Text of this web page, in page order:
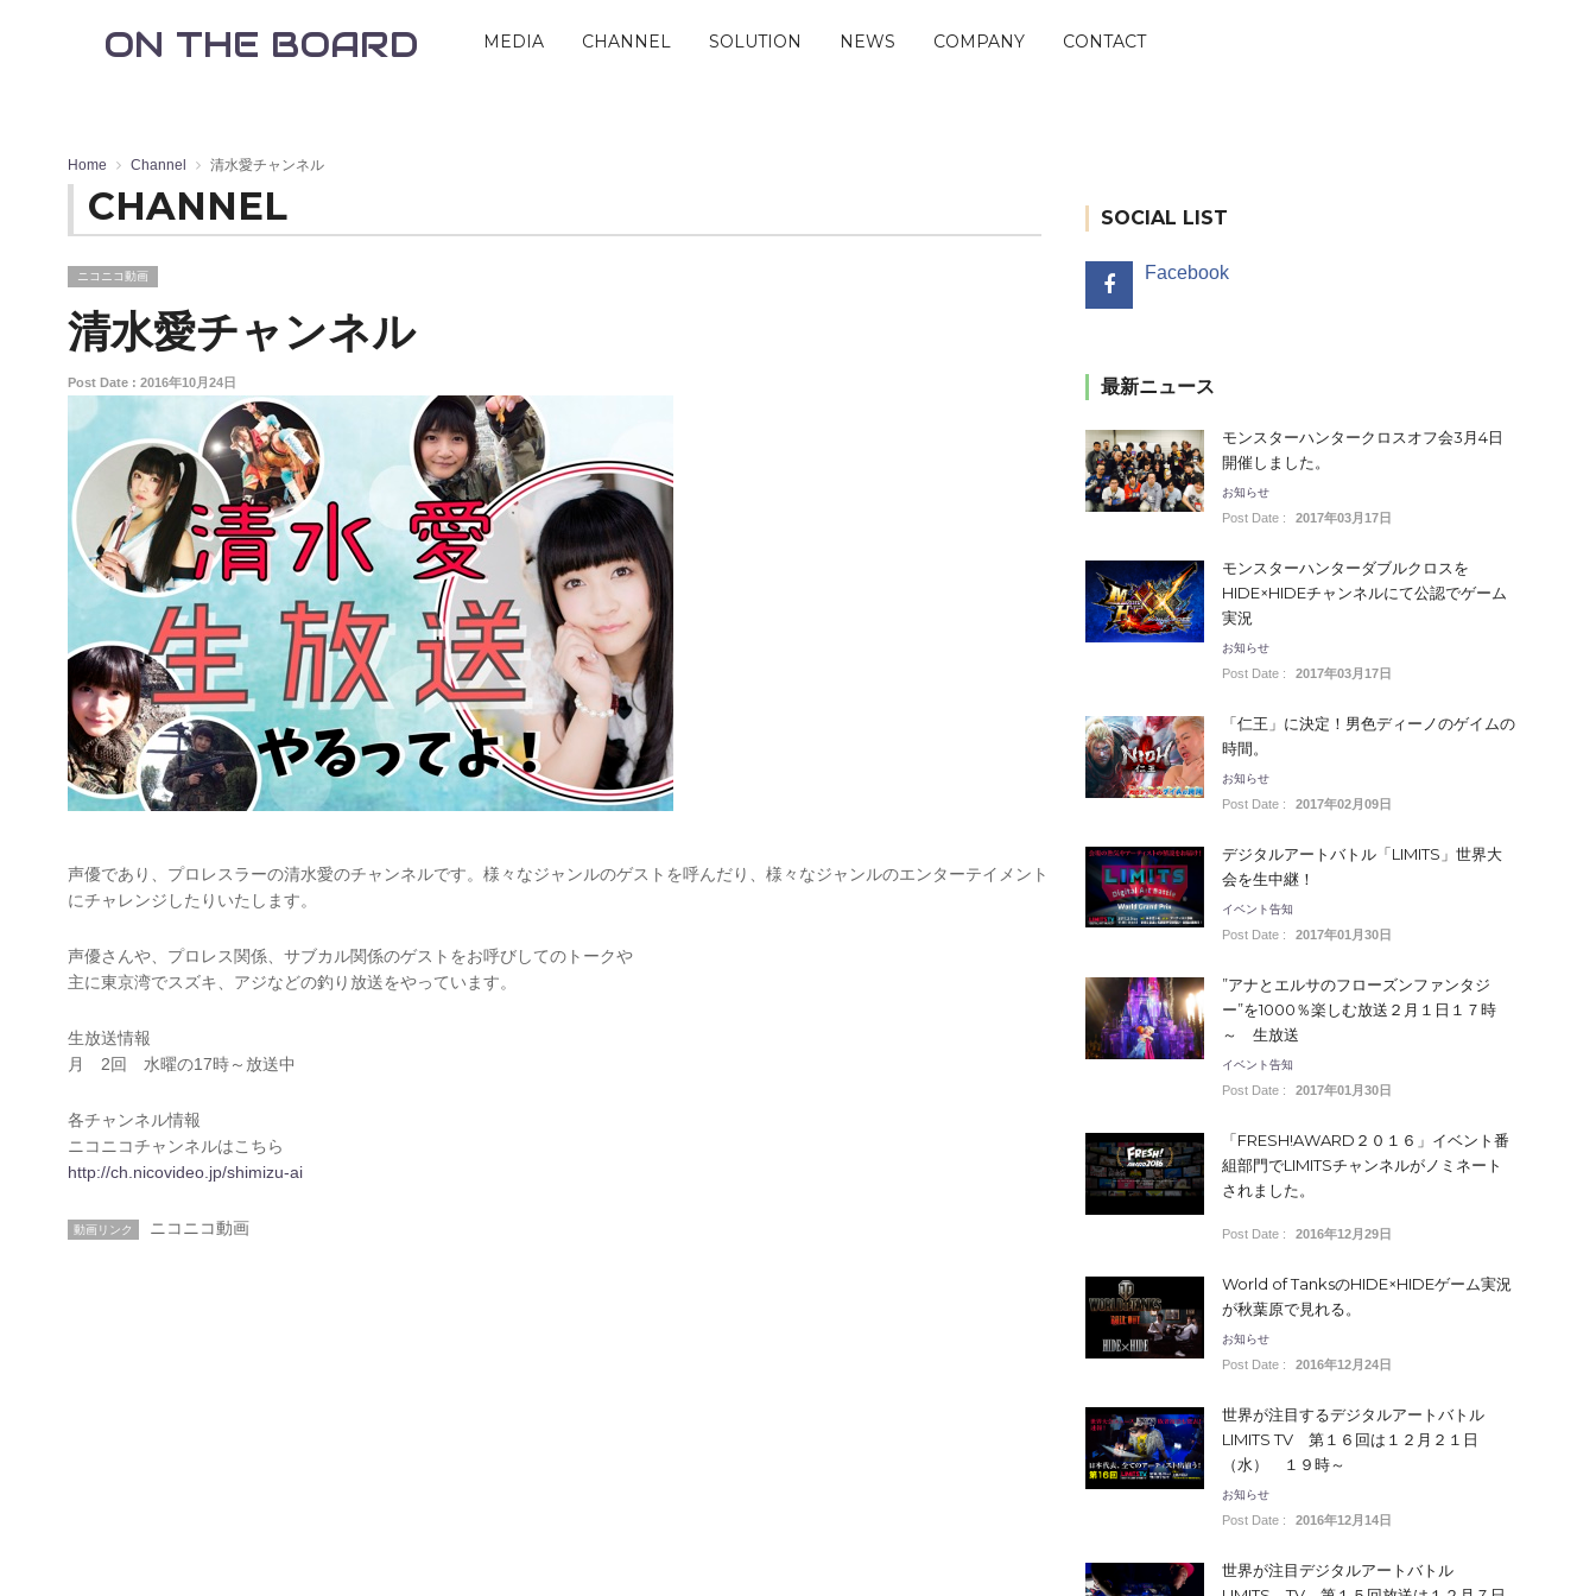
ON THE BOARD MEDIA CHANNEL SOLUTION NEWS COMPANY CONTACT
Home Channel 清水愛チャンネル
CHANNEL
ニコニコ動画
清水愛チャンネル
Post Date : 2016年10月24日
声優であり、プロレスラーの清水愛のチャンネルです。様々なジャンルのゲストを呼んだり、様々なジャンルのエンターテイメント
にチャレンジしたりいたします。
声優さんや、プロレス関係、サブカル関係のゲストをお呼びしてのトークや
主に東京湾でスズキ、アジなどの釣り放送をやっています。
生放送情報
月 2回 水曜の17時～放送中
各チャンネル情報
ニコニコチャンネルはこちら
http://ch.nicovideo.jp/shimizu-ai
動画リンク ニコニコ動画
SOCIAL LIST
Facebook
最新ニュース
モンスターハンタークロスオフ会3月4日
開催しました。
お知らせ
Post Date : 2017年03月17日
モンスターハンターダブルクロスを
HIDE×HIDEチャンネルにて公認でゲーム
実況
お知らせ
Post Date : 2017年03月17日
「仁王」に決定！男色ディーノのゲイムの
時間。
お知らせ
Post Date : 2017年02月09日
デジタルアートバトル「LIMITS」世界大
会を生中継！
イベント告知
Post Date : 2017年01月30日
”アナとエルサのフローズンファンタジ
ー”を1000％楽しむ放送２月１日１７時
～ 生放送
イベント告知
Post Date : 2017年01月30日
「FRESH!AWARD２０１６」イベント番
組部門でLIMITSチャンネルがノミネート
されました。
Post Date : 2016年12月29日
World of TanksのHIDE×HIDEゲーム実況
が秋葉原で見れる。
お知らせ
Post Date : 2016年12月24日
世界が注目するデジタルアートバトル
LIMITS TV 第１６回は１２月２１日
（水） １９時～
お知らせ
Post Date : 2016年12月14日
世界が注目デジタルアートバトル